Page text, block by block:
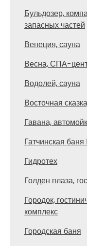
Бульдозер,
запасных частей
Венеция, сауна
Весна, СПА-
Водолей, сауна
Восточная
Гавана,
Гатчинская
Гидротех
Голден плаза,
Городок,
комплекс
Городская баня